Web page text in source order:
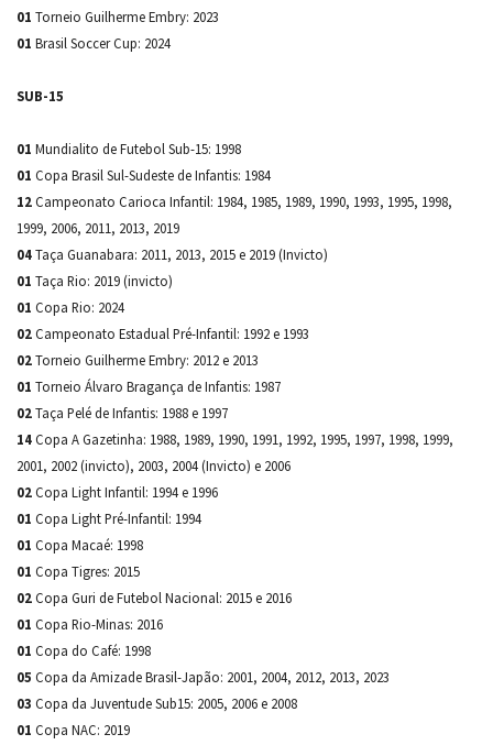
01 Torneio Guilherme Embry: 2023
01 Brasil Soccer Cup: 2024
SUB-15
01 Mundialito de Futebol Sub-15: 1998
01 Copa Brasil Sul-Sudeste de Infantis: 1984
12Campeonato Carioca Infantil: 1984, 1985, 1989, 1990, 1993, 1995, 1998,
1999, 2006, 2011, 2013, 2019
04Taça Guanabara: 2011, 2013, 2015 e 2019 (Invicto)
01 Taça Rio: 2019 (invicto)
01 Copa Rio: 2024
02Campeonato Estadual Pré-Infantil: 1992 e 1993
02Torneio Guilherme Embry: 2012 e 2013
01 Torneio Álvaro Bragança de Infantis: 1987
02Taça Pelé de Infantis: 1988 e 1997
14Copa A Gazetinha: 1988, 1989, 1990, 1991, 1992, 1995, 1997, 1998, 1999,
2001, 2002 (invicto), 2003, 2004 (Invicto) e 2006
02Copa Light Infantil: 1994 e 1996
01 Copa Light Pré-Infantil: 1994
01 Copa Macaé: 1998
01 Copa Tigres: 2015
02Copa Guri de Futebol Nacional: 2015 e 2016
01 Copa Rio-Minas: 2016
01 Copa do Café: 1998
05 Copa da Amizade Brasil-Japão: 2001, 2004, 2012, 2013, 2023
03 Copa da Juventude Sub15: 2005, 2006 e 2008
01 Copa NAC: 2019